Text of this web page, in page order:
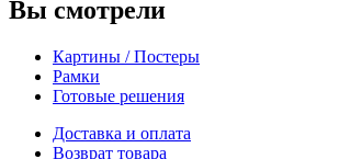
Вы смотрели
Картины / Постеры
Рамки
Готовые решения
Доставка и оплата
Возврат товара